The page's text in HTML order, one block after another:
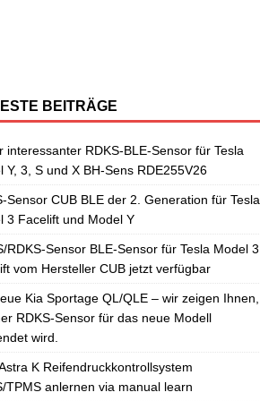
BEITRÄGE
interessanter RDKS-BLE-Sensor für Tesla
Y, 3, S und X BH-Sens RDE255V26
Sensor CUB BLE der 2. Generation für Tesla
3 Facelift und Model Y
RDKS-Sensor BLE-Sensor für Tesla Model 3
vom Hersteller CUB jetzt verfügbar
Kia Sportage QL/QLE – wir zeigen Ihnen,
RDKS-Sensor für das neue Modell
wird.
K Reifendruckkontrollsystem
TPMS anlernen via manual learn